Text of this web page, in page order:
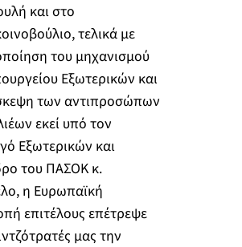
και στο
τελικά με
του μηχανισμού
Εξωτερικών και
των αντιπροσώπων
εκεί υπό τον
Εξωτερικών και
του ΠΑΣΟΚ κ.
η Ευρωπαϊκή
επιτέλους επέτρεψε
μας την